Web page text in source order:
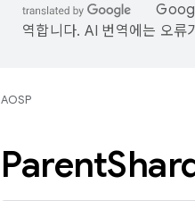
역합니다. AI 번역에는 오류
AOSP
Parent